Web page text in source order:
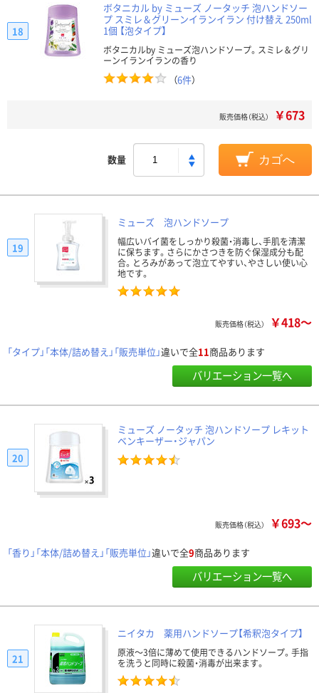
ボタニカル by ミューズ ノータッチ 泡ハンドソー
プ スミレ＆グリーンイランイラン 付け替え 250ml
1個 【泡タイプ】
ボタニカルby ミューズ泡ハンドソープ。スミレ＆グリ
ーンイランイランの香り
（6件）
18
販売価格（税込） ￥673
数量 カゴへ
ミューズ 泡ハンドソープ
幅広いバイ菌をしっかり殺菌・消毒し、手肌を清潔
に保ちます。さらにかさつきを防ぐ保湿成分も配
合。とろみがあって泡立てやすい、やさしい使い心
地です。
19
販売価格（税込） ￥418～
「タイプ」「本体/詰め替え」「販売単位」違いで全11商品あります
バリエーション一覧へ
ミューズ ノータッチ 泡ハンドソープ レキット
ベンキーザー・ジャパン
20
販売価格（税込） ￥693～
「香り」「本体/詰め替え」「販売単位」違いで全9商品あります
バリエーション一覧へ
ニイタカ 薬用ハンドソープ【希釈泡タイプ】
原液～3倍に薄めて使用できるハンドソープ。手指
を洗うと同時に殺菌・消毒が出来ます。
21